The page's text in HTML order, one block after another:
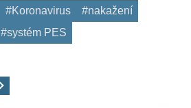
#Koronavirus
#nakažení
#systém PES